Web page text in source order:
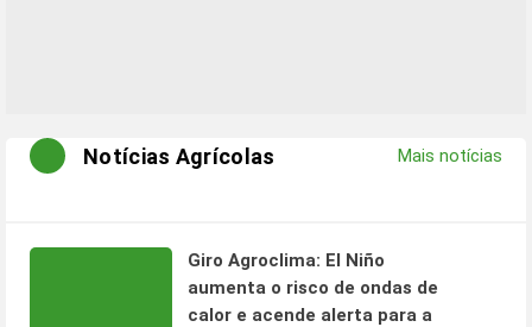
Notícias Agrícolas Mais notícias
Giro Agroclima: El Niño
aumenta o risco de ondas de
calor e acende alerta para a